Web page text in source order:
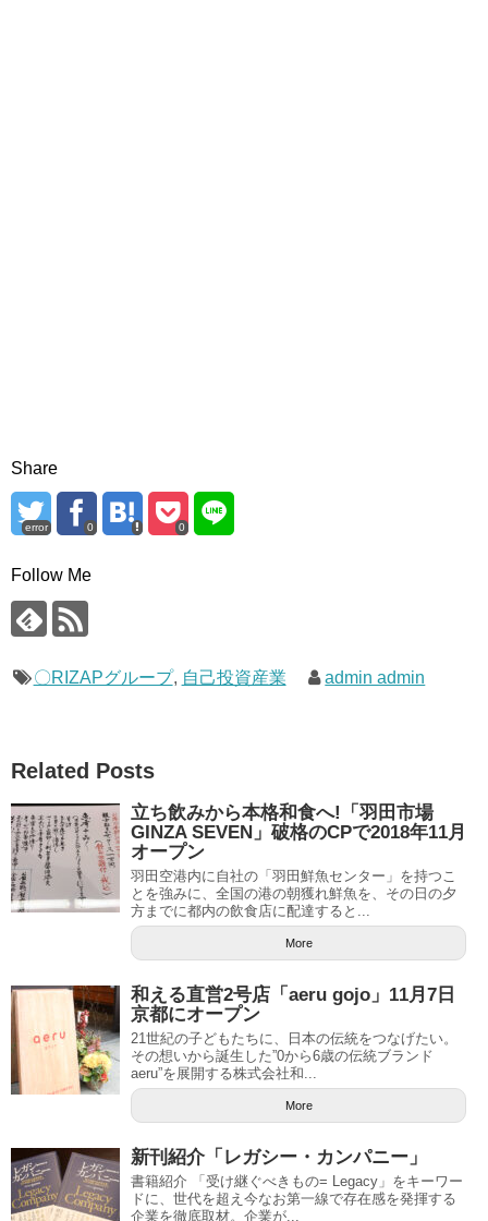
Share
error 0 0
Follow Me
〇RIZAPグループ, 自己投資産業 admin admin
Related Posts
立ち飲みから本格和食へ!「羽田市場
GINZA SEVEN」破格のCPで2018年11月
オープン
羽田空港内に自社の「羽田鮮魚センター」を持つこ
とを強みに、全国の港の朝獲れ鮮魚を、その日の夕
方までに都内の飲食店に配達すると...
More
和える直営2号店「aeru gojo」11月7日
京都にオープン
21世紀の子どもたちに、日本の伝統をつなげたい。
その想いから誕生した”0から6歳の伝統ブランド
aeru”を展開する株式会社和...
More
新刊紹介「レガシー・カンパニー」
書籍紹介 「受け継ぐべきもの= Legacy」をキーワー
ドに、世代を超え今なお第一線で存在感を発揮する
企業を徹底取材。企業が...